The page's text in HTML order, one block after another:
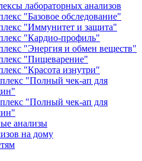
лабораторных анализов
"Базовое обследование"
"Иммунитет и защита"
"Кардио-профиль"
"Энергия и обмен веществ"
"Пищеварение"
"Красота изнутри"
"Полный чек-ап для
"Полный чек-ап для
анализы
на дому